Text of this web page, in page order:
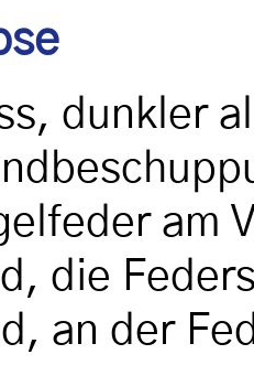
dunkler
am
die
an der